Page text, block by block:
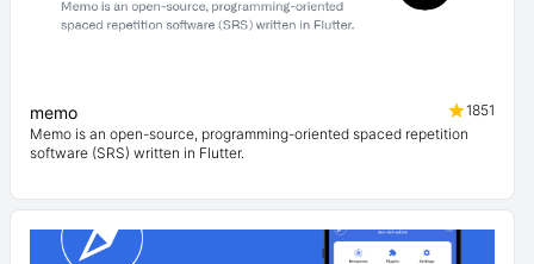
memo
1851
Memo is an open-source, programming-oriented spaced repetition
software (SRS) written in Flutter.